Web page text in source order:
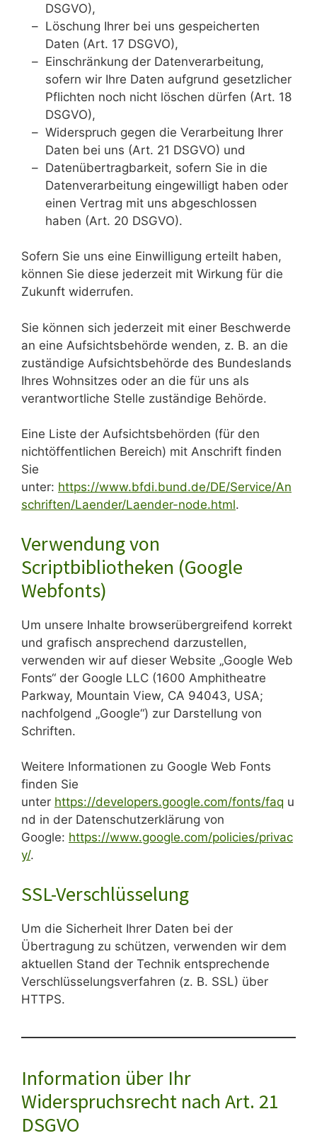
DSGVO),
Löschung Ihrer bei uns gespeicherten
Daten (Art. 17 DSGVO),
Einschränkung der Datenverarbeitung,
sofern wir Ihre Daten aufgrund gesetzlicher
Pflichten noch nicht löschen dürfen (Art. 18
DSGVO),
Widerspruch gegen die Verarbeitung Ihrer
Daten bei uns (Art. 21 DSGVO) und
Datenübertragbarkeit, sofern Sie in die
Datenverarbeitung eingewilligt haben oder
einen Vertrag mit uns abgeschlossen
haben (Art. 20 DSGVO).
Sofern Sie uns eine Einwilligung erteilt haben,
können Sie diese jederzeit mit Wirkung für die
Zukunft widerrufen.
Sie können sich jederzeit mit einer Beschwerde
an eine Aufsichtsbehörde wenden, z. B. an die
zuständige Aufsichtsbehörde des Bundeslands
Ihres Wohnsitzes oder an die für uns als
verantwortliche Stelle zuständige Behörde.
Eine Liste der Aufsichtsbehörden (für den
nichtöffentlichen Bereich) mit Anschrift finden
Sie
unter: https://www.bfdi.bund.de/DE/Service/An
schriften/Laender/Laender-node.html.
Verwendung von
Scriptbibliotheken (Google
Webfonts)
Um unsere Inhalte browserübergreifend korrekt
und grafisch ansprechend darzustellen,
verwenden wir auf dieser Website „Google Web
Fonts“ der Google LLC (1600 Amphitheatre
Parkway, Mountain View, CA 94043, USA;
nachfolgend „Google“) zur Darstellung von
Schriften.
Weitere Informationen zu Google Web Fonts
finden Sie
unter https://developers.google.com/fonts/faq u
nd in der Datenschutzerklärung von
Google: https://www.google.com/policies/privac
y/.
SSL-Verschlüsselung
Um die Sicherheit Ihrer Daten bei der
Übertragung zu schützen, verwenden wir dem
aktuellen Stand der Technik entsprechende
Verschlüsselungsverfahren (z. B. SSL) über
HTTPS.
Information über Ihr
Widerspruchsrecht nach Art. 21
DSGVO